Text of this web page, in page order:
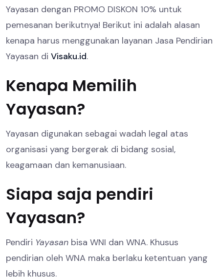
Yayasan dengan PROMO DISKON 10% untuk
pemesanan berikutnya! Berikut ini adalah alasan
kenapa harus menggunakan layanan Jasa Pendirian
Yayasan di Visaku.id.
Kenapa Memilih
Yayasan?
Yayasan digunakan sebagai wadah legal atas
organisasi yang bergerak di bidang sosial,
keagamaan dan kemanusiaan.
Siapa saja pendiri
Yayasan?
Pendiri Yayasan bisa WNI dan WNA. Khusus
pendirian oleh WNA maka berlaku ketentuan yang
lebih khusus.